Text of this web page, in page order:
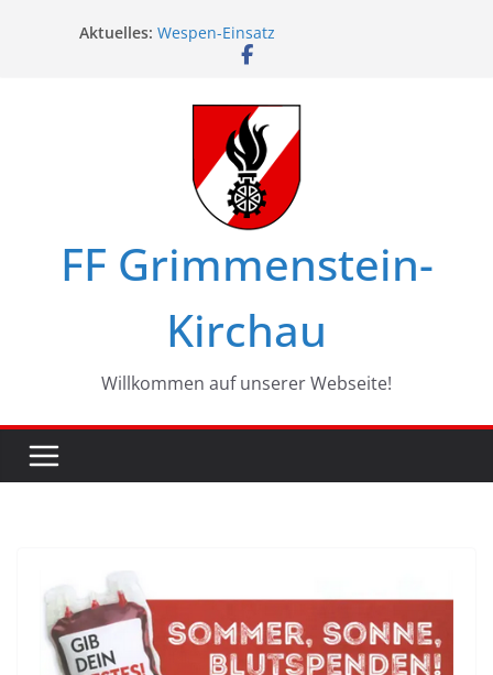
Aktuelles: Wespen-Einsatz
Glückwünsche zum 75. Geburtstag
Landesbewerbe in Zistersdorf
FF Grimmenstein-
Kirchau
Willkommen auf unserer Webseite!